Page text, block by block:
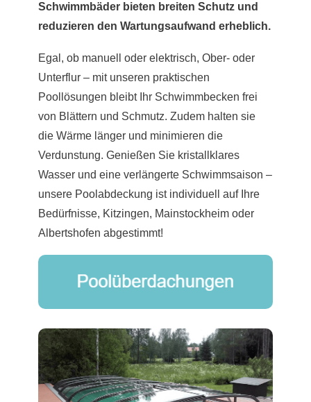
Schwimmbäder bieten breiten Schutz und
reduzieren den Wartungsaufwand erheblich.
Egal, ob manuell oder elektrisch, Ober- oder
Unterflur – mit unseren praktischen
Poollösungen bleibt Ihr Schwimmbecken frei
von Blättern und Schmutz. Zudem halten sie
die Wärme länger und minimieren die
Verdunstung. Genießen Sie kristallklares
Wasser und eine verlängerte Schwimmsaison –
unsere Poolabdeckung ist individuell auf Ihre
Bedürfnisse, Kitzingen, Mainstockheim oder
Albertshofen abgestimmt!